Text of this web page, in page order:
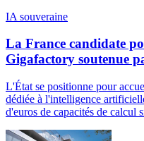
IA souveraine
La France candidate
Gigafactory soutenue
L'État se positionne pour
dédiée à l'intelligence
d'euros de capacités de calcul